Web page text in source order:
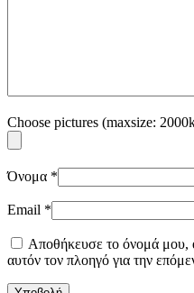
Choose pictures (maxsize:
Όνομα *
Email *
Αποθήκευσε το όνομά μου,
αυτόν τον πλοηγό για την